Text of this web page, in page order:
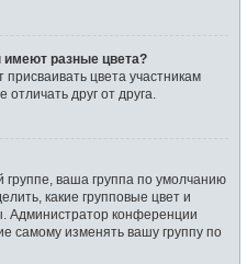
имеют разные цвета?
цвета участникам
друг от друга.
группе, ваша группа по умолчанию
какие групповые цвет и
Администратор конференции
самому изменять вашу группу по